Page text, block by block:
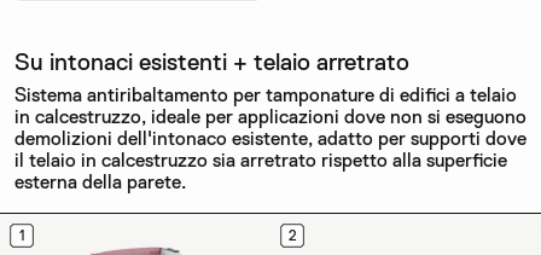
Su intonaci esistenti + telaio arretrato
Sistema antiribaltamento per tamponature di edifici a telaio
in calcestruzzo, ideale per applicazioni dove non si eseguono
demolizioni dell'intonaco esistente, adatto per supporti dove
il telaio in calcestruzzo sia arretrato rispetto alla superficie
esterna della parete.
1 2